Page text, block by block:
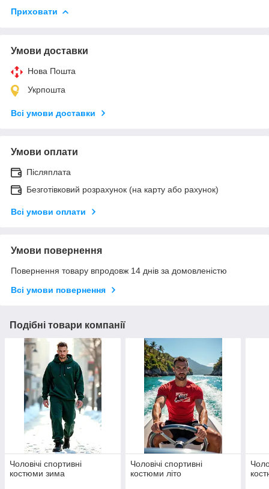
Приховати
Умови доставки
Нова Пошта
Укрпошта
Всі умови доставки
Умови оплати
Післяплата
Безготівковий розрахунок (на карту або рахунок)
Всі умови оплати
Умови повернення
Повернення товару впродовж 14 днів за домовленістю
Всі умови повернення
Подібні товари компанії
Чоловічі спортивні
костюми зима
Чоловічі спортивні
костюми літо